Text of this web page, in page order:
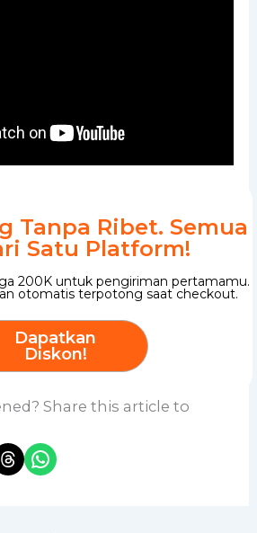
Tanpa Ribet. Semua
Satu Platform!
200K untuk pengiriman pertamamu.
otomatis terpotong saat checkout.
Dapatkan
Diskon!
Share this article to
on Threads
Share on WhatsApp